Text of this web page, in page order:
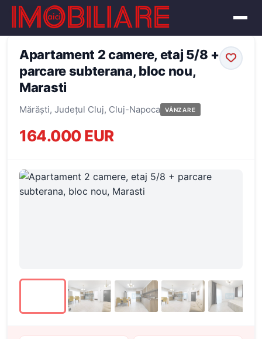
← Înapoi la oferte
Apartament 2 camere, etaj 5/8 +
parcare subterana, bloc nou,
Marasti
Mărăști, Județul Cluj, Cluj-Napoca VÂNZARE
164.000 EUR